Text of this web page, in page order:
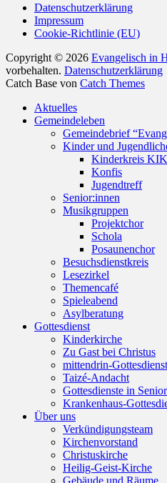
Datenschutzerklärung
Impressum
Cookie-Richtlinie (EU)
Copyright © 2026 Evangelisch in
vorbehalten. Datenschutzerklärung
Catch Base von Catch Themes
oben
scrollen
Aktuelles
Gemeindeleben
Gemeindebrief
Kinder und
Kinderkreis KIK
Konfis
Jugendtreff
Senior:innen
Musikgruppen
Projektchor
Schola
Posaunenchor
Besuchsdienstkreis
Lesezirkel
Themencafé
Spieleabend
Asylberatung
Gottesdienst
Kinderkirche
Zu Gast bei Christus
mittendrin-Gottesdienst
Taizé-Andacht
Gottesdienste in
Krankenhaus-
Über uns
Verkündigungsteam
Kirchenvorstand
Christuskirche
Heilig-Geist-Kirche
Gebäude und Räume